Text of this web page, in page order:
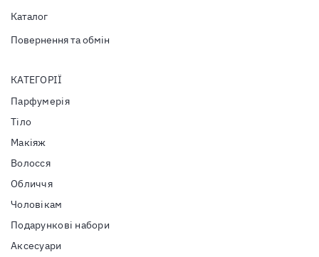
Каталог
Повернення та обмін
КАТЕГОРІЇ
Парфумерія
Тiло
Макіяж
Волосся
Обличчя
Чоловікам
Подарункові набори
Аксесуари